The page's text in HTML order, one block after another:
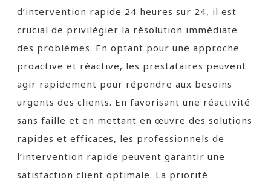
d’intervention rapide 24 heures sur 24, il est
crucial de privilégier la résolution immédiate
des problèmes. En optant pour une approche
proactive et réactive, les prestataires peuvent
agir rapidement pour répondre aux besoins
urgents des clients. En favorisant une réactivité
sans faille et en mettant en œuvre des solutions
rapides et efficaces, les professionnels de
l’intervention rapide peuvent garantir une
satisfaction client optimale. La priorité